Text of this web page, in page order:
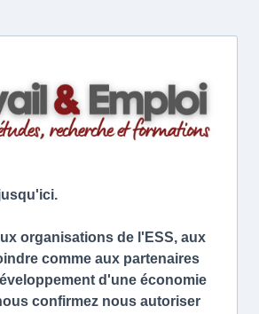
organisations de l'ESS, aux
comme aux partenaires
d'une économie
confirmez nous autoriser